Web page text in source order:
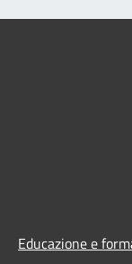
Educazione e